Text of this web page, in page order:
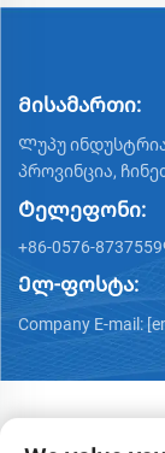
Მისამართი:
Ლუპუ
პროვინცია,
Ტელეფონი:
+86-0576-
Ელ-ფოსტა:
Company E-mail: